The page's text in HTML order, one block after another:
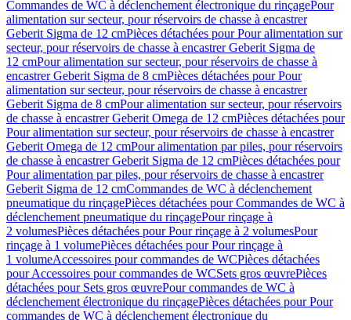
Commandes de WC à déclenchement électronique du rinçagePour
alimentation sur secteur, pour réservoirs de chasse à encastrer
Geberit Sigma de 12 cmPièces détachées pour Pour alimentation sur
secteur, pour réservoirs de chasse à encastrer Geberit Sigma de
12 cmPour alimentation sur secteur, pour réservoirs de chasse à
encastrer Geberit Sigma de 8 cmPièces détachées pour Pour
alimentation sur secteur, pour réservoirs de chasse à encastrer
Geberit Sigma de 8 cmPour alimentation sur secteur, pour réservoirs
de chasse à encastrer Geberit Omega de 12 cmPièces détachées pour
Pour alimentation sur secteur, pour réservoirs de chasse à encastrer
Geberit Omega de 12 cmPour alimentation par piles, pour réservoirs
de chasse à encastrer Geberit Sigma de 12 cmPièces détachées pour
Pour alimentation par piles, pour réservoirs de chasse à encastrer
Geberit Sigma de 12 cmCommandes de WC à déclenchement
pneumatique du rinçagePièces détachées pour Commandes de WC à
déclenchement pneumatique du rinçagePour rinçage à
2 volumesPièces détachées pour Pour rinçage à 2 volumesPour
rinçage à 1 volumePièces détachées pour Pour rinçage à
1 volumeAccessoires pour commandes de WCPièces détachées
pour Accessoires pour commandes de WCSets gros œuvrePièces
détachées pour Sets gros œuvrePour commandes de WC à
déclenchement électronique du rinçagePièces détachées pour Pour
commandes de WC à déclenchement électronique du